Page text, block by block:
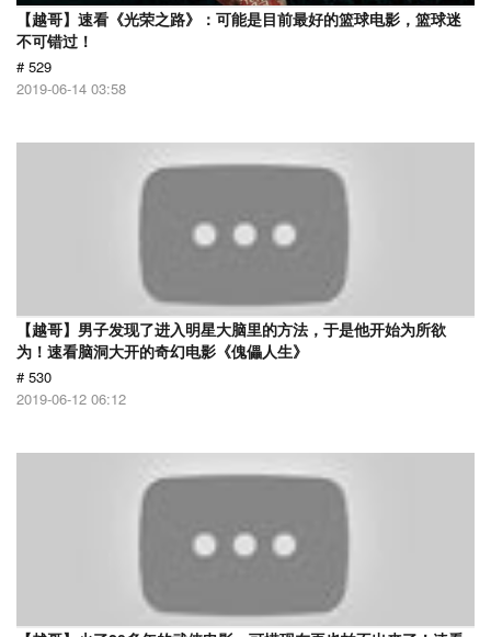
【越哥】速看《光荣之路》：可能是目前最好的篮球电影，篮球迷
不可错过！
# 529
2019-06-14 03:58
【越哥】男子发现了进入明星大脑里的方法，于是他开始为所欲
为！速看脑洞大开的奇幻电影《傀儡人生》
# 530
2019-06-12 06:12